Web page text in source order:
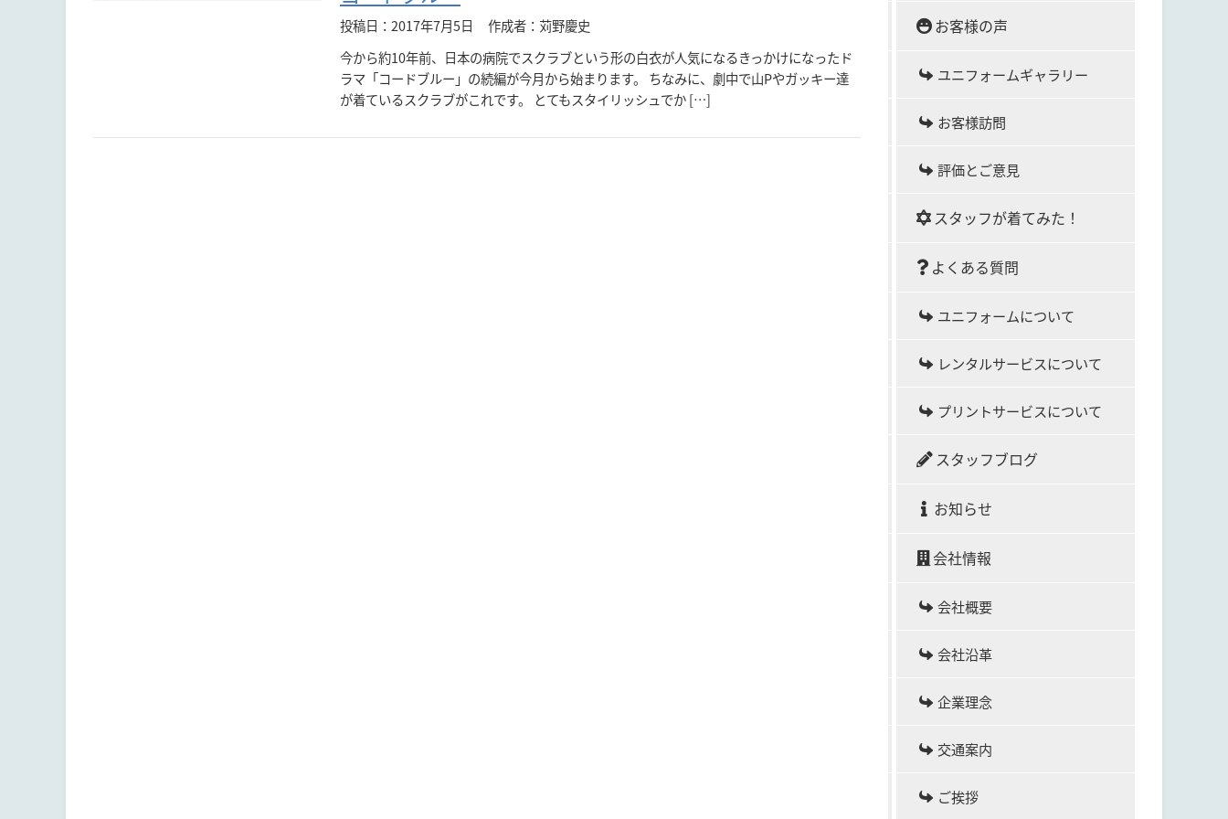
投稿日：2017年7月5日
作成者：苅野慶史
今から約10年前、日本の病院でスクラブという形の白衣が人気になるきっかけになったド
ラマ「コードブルー」の続編が今月から始まります。 ちなみに、劇中で山Pやガッキー達
が着ているスクラブがこれです。 とてもスタイリッシュでか […]
お客様の声
ユニフォームギャラリー
お客様訪問
評価とご意見
スタッフが着てみた！
よくある質問
ユニフォームについて
レンタルサービスについて
プリントサービスについて
スタッフブログ
お知らせ
会社情報
会社概要
会社沿革
企業理念
交通案内
ご挨拶